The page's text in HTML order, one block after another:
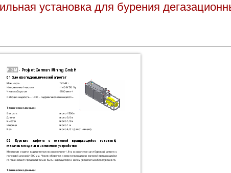
установка для бурения